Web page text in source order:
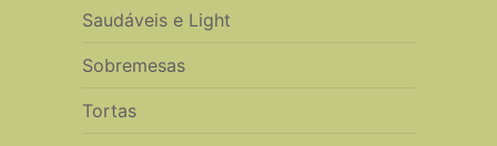
Saudáveis e Light
Sobremesas
Tortas